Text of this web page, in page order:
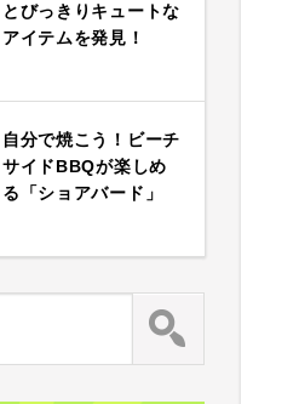
とびっきりキュートな
アイテムを発見！
FOOD
自分で焼こう！ビーチ
サイドBBQが楽しめ
る「ショアバード」